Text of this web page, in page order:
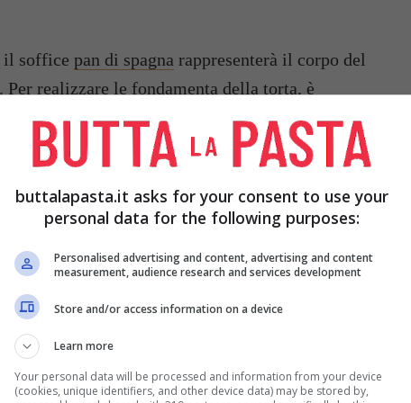
il soffice pan di spagna rappresenterà il corpo del
Per realizzare le fondamenta della torta, è
rettangolare che vi permetterà più facilmente
Aiutandovi con un coltello, create quindi
i pezzi in eccesso, facendo attenzione a non
ilpan di spagna. Utilizzando un po’ del pan
rotondo, ricreate un cerchio che
del nostro personaggio.
burroche servira per decorare il corpo del
nella ricetta e dividete la crema in tre
ciotola ilcolorante alimentaregiallo, utile
in un’altra il colorante azzurro, che servirà
buttalapasta.it asks for your consent to use your
personal data for the following purposes:
Personalised advertising and content, advertising and content
measurement, audience research and services development
Store and/or access information on a device
Learn more
Your personal data will be processed and information from your device
(cookies, unique identifiers, and other device data) may be stored by,